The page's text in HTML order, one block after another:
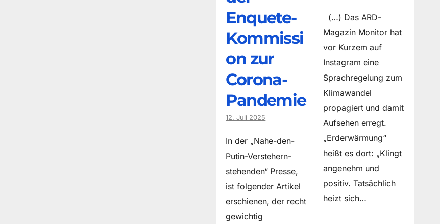
Enquete-
Kommissi
on zur
Corona-
Pandemie
12. Juli 2025
In der „Nahe-den-
Putin-Verstehern-
stehenden“ Presse,
ist folgender Artikel
erschienen, der recht
gewichtig
(…) Das ARD-
Magazin Monitor hat
vor Kurzem auf
Instagram eine
Sprachregelung zum
Klimawandel
propagiert und damit
Aufsehen erregt.
„Erderwärmung“
heißt es dort: „Klingt
angenehm und
positiv. Tatsächlich
heizt sich…